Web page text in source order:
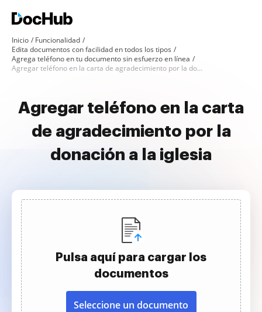
Inicio
Funcionalidad
Edita documentos con facilidad en todos los tipos
Agrega teléfono en tu documento sin esfuerzo en línea
Agregar teléfono en la carta de agradecimiento por la donación a la iglesia
Agregar teléfono en la carta
de agradecimiento por la
donación a la iglesia
Pulsa aquí para cargar los
documentos
Seleccione un documento